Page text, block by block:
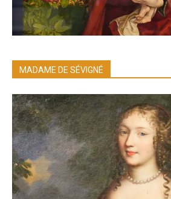
MADAME DE SÉVIGNÉ